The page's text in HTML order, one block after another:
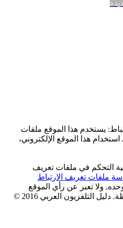
يستخدم هذا الموقع ملفات
هذا الموقع الإلكتروني،
التحكم في ملفات تعريف
ملفات تعريف الارتباط
ولا تعبر عن رأي الموقع
التلفزيون العربي 2016 ©